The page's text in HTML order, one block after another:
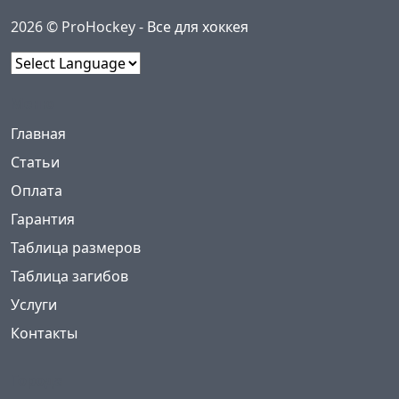
2026 © ProHockey - Все для хоккея
Главная
Статьи
Оплата
Гарантия
Таблица размеров
Таблица загибов
Услуги
Контакты